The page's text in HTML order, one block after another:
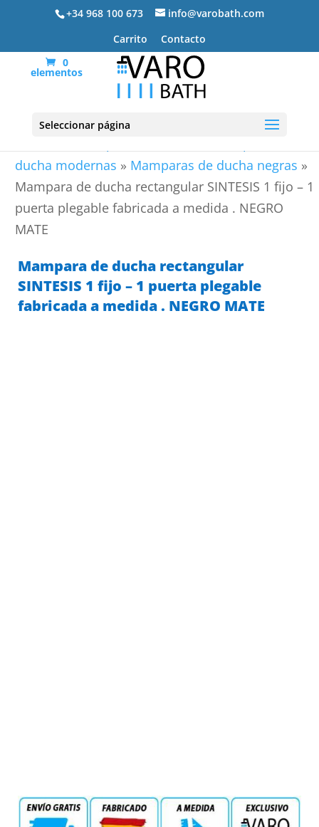
+34 968 100 673
info@varobath.com
Carrito
Contacto
0
elementos
Seleccionar página
ducha modernas » Mamparas de ducha negras »
Mampara de ducha rectangular SINTESIS 1 fijo – 1
puerta plegable fabricada a medida . NEGRO
MATE
Mampara de ducha rectangular
SINTESIS 1 fijo – 1 puerta plegable
fabricada a medida . NEGRO MATE